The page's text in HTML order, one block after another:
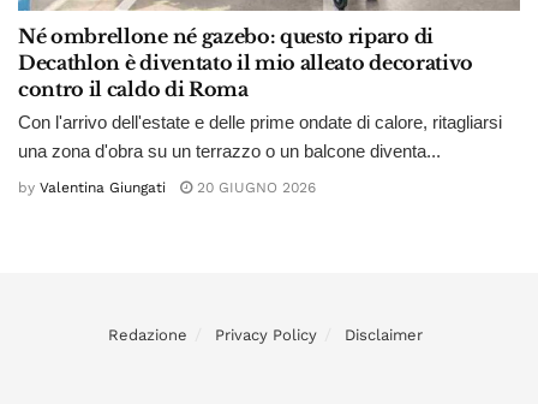
Né ombrellone né gazebo: questo riparo di
Decathlon è diventato il mio alleato decorativo
contro il caldo di Roma
Con l'arrivo dell'estate e delle prime ondate di calore, ritagliarsi
una zona d'obra su un terrazzo o un balcone diventa...
by Valentina Giungati 20 GIUGNO 2026
Redazione Privacy Policy Disclaimer